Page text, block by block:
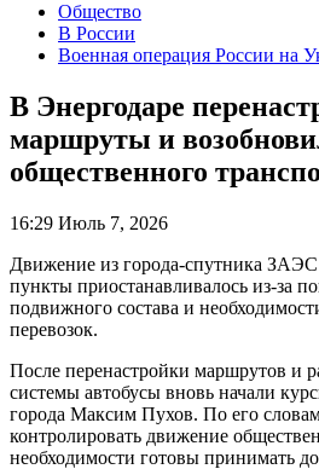
Общество
В России
Военная операция России на
В Энергодаре
маршруты и
общественного
16:29 Июль 7, 2026
Движение из города-спутника ЗАЭС
пункты приостанавливалось из-за
подвижного состава и
перевозок.
После перенастройки маршрутов и
системы автобусы вновь начали
города Максим Пухов. По его
контролировать движение
необходимости готовы принимать